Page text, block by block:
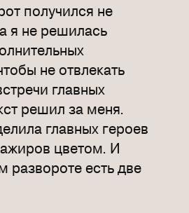
получился не
я не решилась
не отвлекать
главных
решил за меня.
главных героев
цветом. И
развороте есть две